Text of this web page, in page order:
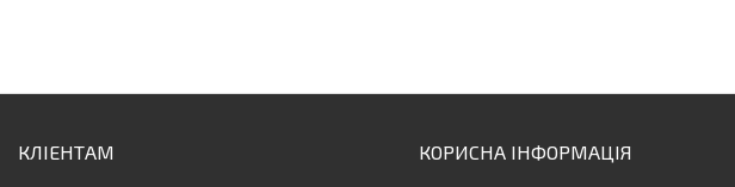
КЛІЕНТАМ КОРИСНА ІНФОРМАЦІЯ